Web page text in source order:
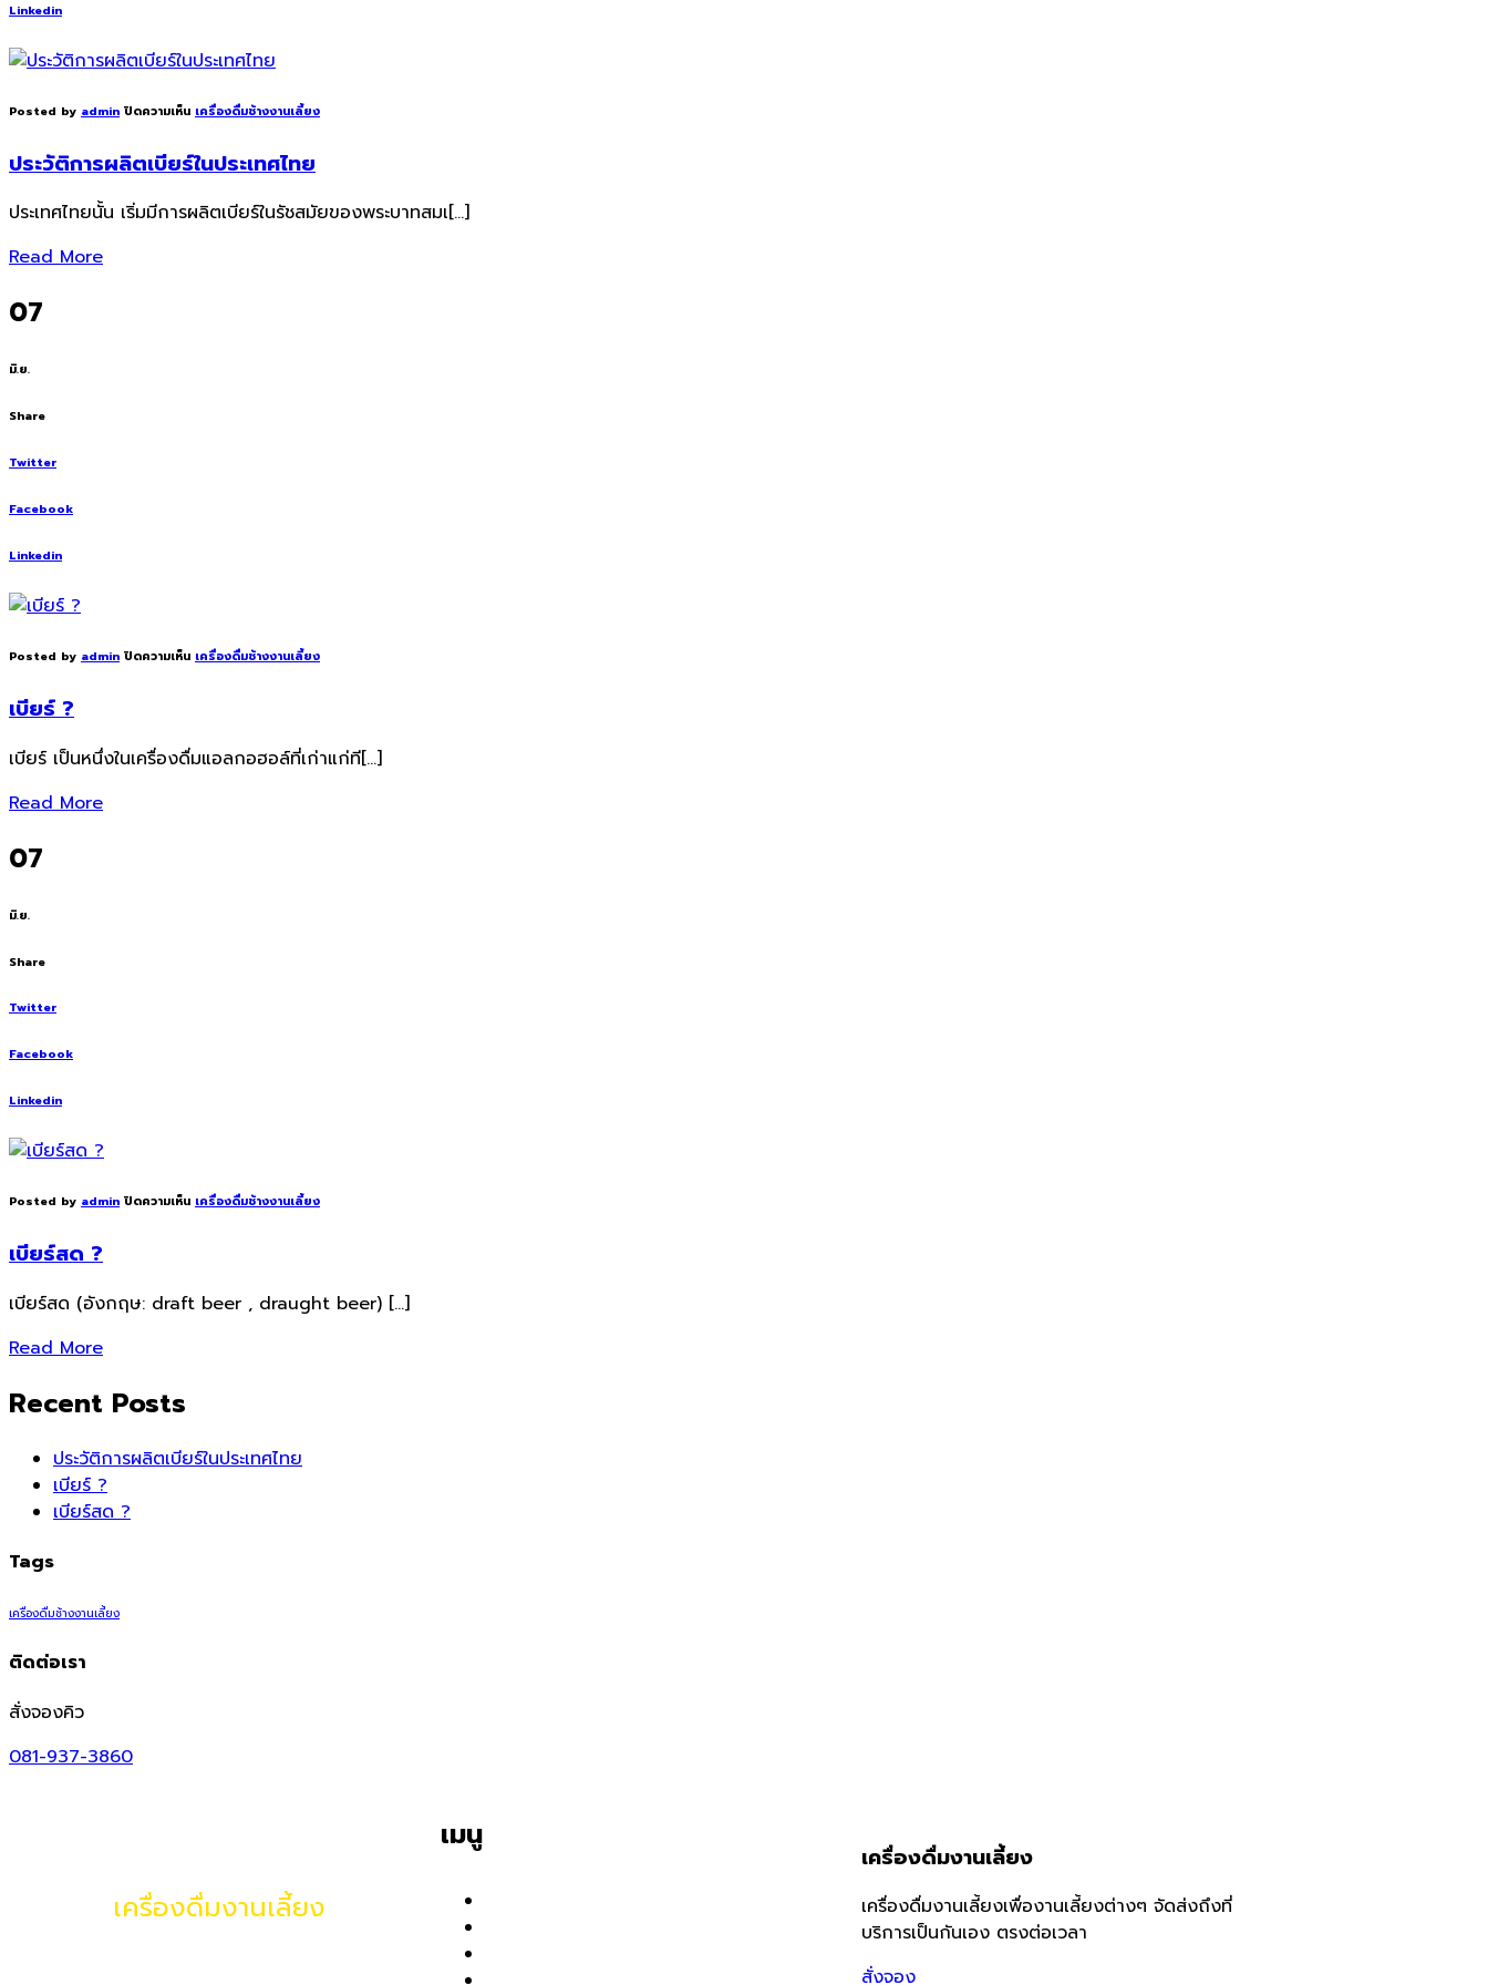
Linkedin
Posted by admin ปิดความเห็น เครื่องดื่มช้างงานเลี้ยง
ประวัติการผลิตเบียร์ในประเทศไทย
ประเทศไทยนั้น เริ่มมีการผลิตเบียร์ในรัชสมัยของพระบาทสมเ[…]
Read More
07
มิ.ย.
Share
Twitter
Facebook
Linkedin
Posted by admin ปิดความเห็น เครื่องดื่มช้างงานเลี้ยง
เบียร์ ?
เบียร์ เป็นหนึ่งในเครื่องดื่มแอลกอฮอล์ที่เก่าแก่ที[…]
Read More
07
มิ.ย.
Share
Twitter
Facebook
Linkedin
Posted by admin ปิดความเห็น เครื่องดื่มช้างงานเลี้ยง
เบียร์สด ?
เบียร์สด (อังกฤษ: draft beer , draught beer) […]
Read More
Recent Posts
ประวัติการผลิตเบียร์ในประเทศไทย
เบียร์ ?
เบียร์สด ?
Tags
เครื่องดื่มช้างงานเลี้ยง
ติดต่อเรา
สั่งจองคิว
081-937-3860
เครื่องดื่มงานเลี้ยง
เมนู
เครื่องดื่มงานเลี้ยง
เครื่องดื่มงานเลี้ยงเพื่องานเลี้ยงต่างๆ จัดส่งถึงที่
บริการเป็นกันเอง ตรงต่อเวลา
สั่งจอง